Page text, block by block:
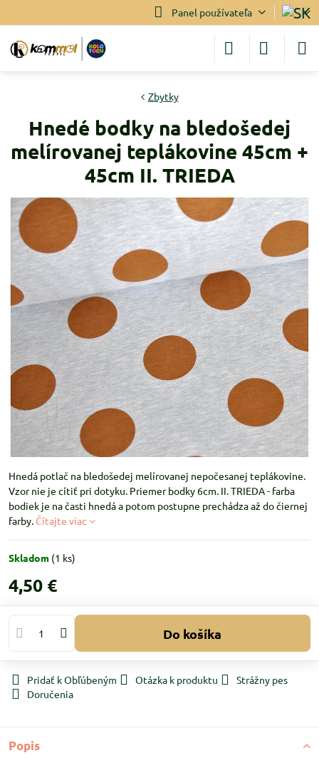
Panel používateľa
Zbytky
Hnedé bodky na bledošedej
melírovanej teplákovine 45cm +
45cm II. TRIEDA
Hnedá potlač na bledošedej melírovanej nepočesanej teplákovine.
Vzor nie je cítiť pri dotyku. Priemer bodky 6cm. II. TRIEDA - farba
bodiek je na časti hnedá a potom postupne prechádza až do čiernej
farby. Čítajte viac
Skladom (1 ks)
4,50 €
Do košíka
Pridať k Obľúbeným Otázka k produktu
Strážny pes
Doručenia
Popis